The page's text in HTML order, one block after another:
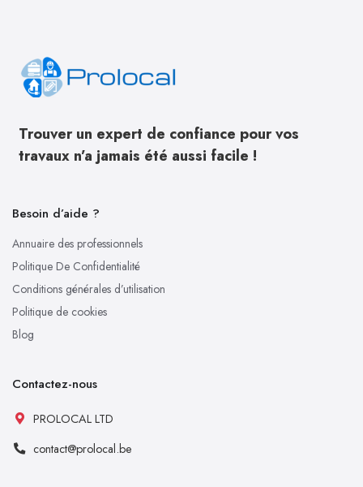
Trouver un expert de confiance pour vos
travaux n’a jamais été aussi facile !
Besoin d’aide ?
Annuaire des professionnels
Politique De Confidentialité
Conditions générales d’utilisation
Politique de cookies
Blog
Contactez-nous
PROLOCAL LTD
contact@prolocal.be